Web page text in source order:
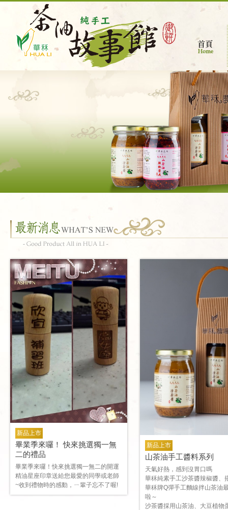
新品上市
畢業季來囉！ 快來挑選獨一無
二的禮品
畢業季來囉！快來挑選獨一無二的開運
精油星座印章送給您最愛的同學或老師
~收到禮物時的感動，ㄧ輩子忘不了喔!
新品上市
山茶油手工醬料系列
天氣好熱，感到沒胃口嗎
華秝純素手工沙茶醬辣椒醬、
華秝牌Q彈手工麵線拌山茶油
啦～
沙茶醬採用山茶油、大豆植物